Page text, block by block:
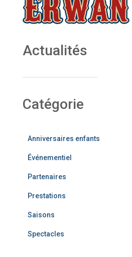
Actualités
Catégorie
Anniversaires enfants
Événementiel
Partenaires
Prestations
Saisons
Spectacles